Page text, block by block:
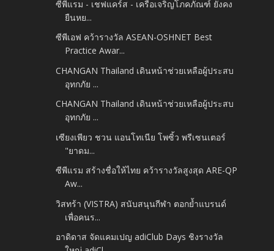
ซีพีแรม - เชฟแคร์ส - เครือเจริญโภคภัณฑ์ ยังคง
ยืนหย...
ซีพีเอฟ คว้ารางวัล ASEAN-OSHNET Best
Practice Awar...
CHANGAN Thailand เดินหน้าช่วยเหลือผู้ประสบ
อุทกภัย ...
CHANGAN Thailand เดินหน้าช่วยเหลือผู้ประสบ
อุทกภัย ...
เซียงเพียว ชวน แอนโทเนีย โพซิ้ว พรีเซนเตอร์
"ยาดม...
ซีพีแรม สร้างชื่อให้ไทย คว้ารางวัลสูงสุด ARE-QP
Aw...
วิสทร้า (VISTRA) สนับสนุนกีฬา ตอกย้ำแบรนด์
เพื่อคนร...
อาดิดาส จัดแคมเปญ adiClub Days ชิงรางวัล